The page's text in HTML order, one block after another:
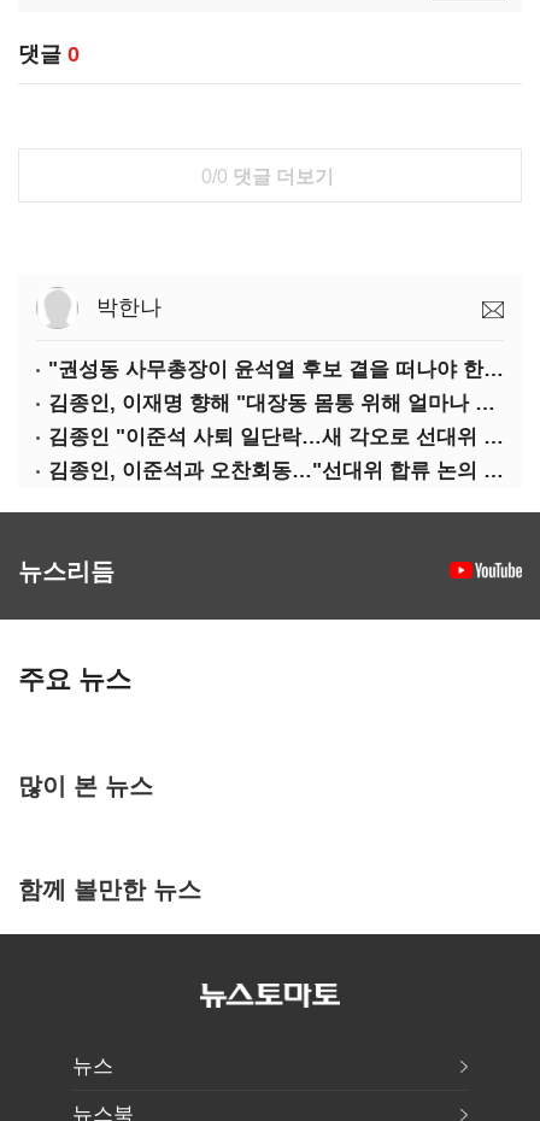
댓글 0
0/0 댓글 더보기
박한나
"권성동 사무총장이 윤석열 후보 곁을 떠나야 한다"
김종인, 이재명 향해 "대장동 몸통 위해 얼마나 죽어야 하나"
김종인 "이준석 사퇴 일단락…새 각오로 선대위 꾸리겠다"
김종인, 이준석과 오찬회동…"선대위 합류 논의 없었다"(종합)
뉴스리듬
주요 뉴스
많이 본 뉴스
함께 볼만한 뉴스
뉴스
뉴스북